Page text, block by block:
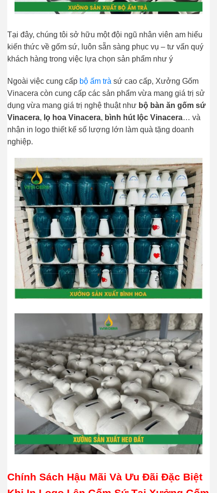
Tại đây, chúng tôi sở hữu một đội ngũ nhân viên am hiểu
kiến thức về gốm sứ, luôn sẵn sàng phục vụ – tư vấn quý
khách hàng trong việc lựa chọn sản phẩm như ý
Ngoài việc cung cấp bộ ấm trà sứ cao cấp, Xưởng Gốm
Vinacera còn cung cấp các sản phẩm vừa mang giá trị sử
dụng vừa mang giá trị nghệ thuật như bộ bàn ăn gốm sứ
Vinacera, lọ hoa Vinacera, bình hút lộc Vinacera… và
nhận in logo thiết kế số lượng lớn làm quà tặng doanh
nghiệp.
Chính Sách Hậu Mãi Và Ưu Đãi Đặc Biệt